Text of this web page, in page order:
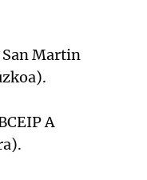
San Martin
A